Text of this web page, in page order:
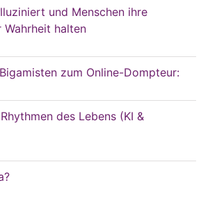
und Menschen ihre
Wahrheit halten
zum Online-Dompteur:
des Lebens (KI &